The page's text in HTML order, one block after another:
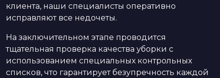
клиента, наши специалисты оперативно
исправляют все недочеты.
На заключительном этапе проводится
тщательная проверка качества уборки с
использованием специальных контрольных
списков, что гарантирует безупречность каждой